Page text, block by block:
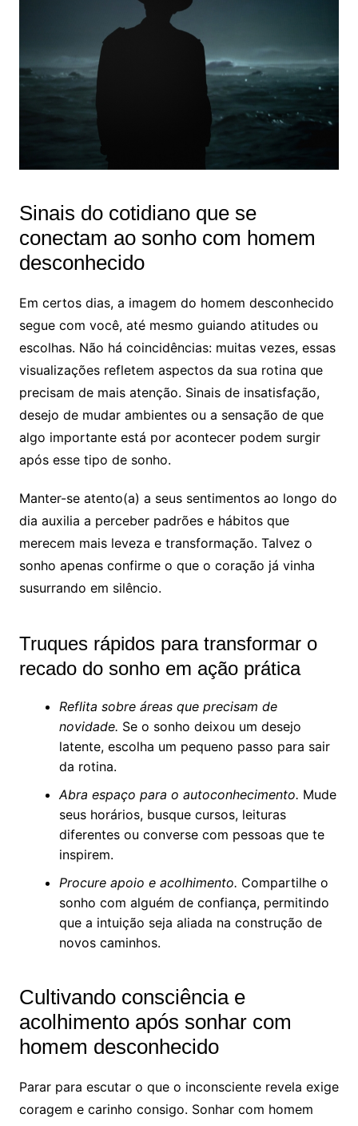
Sinais do cotidiano que se
conectam ao sonho com homem
desconhecido
Em certos dias, a imagem do homem desconhecido
segue com você, até mesmo guiando atitudes ou
escolhas. Não há coincidências: muitas vezes, essas
visualizações refletem aspectos da sua rotina que
precisam de mais atenção. Sinais de insatisfação,
desejo de mudar ambientes ou a sensação de que
algo importante está por acontecer podem surgir
após esse tipo de sonho.
Manter-se atento(a) a seus sentimentos ao longo do
dia auxilia a perceber padrões e hábitos que
merecem mais leveza e transformação. Talvez o
sonho apenas confirme o que o coração já vinha
susurrando em silêncio.
Truques rápidos para transformar o
recado do sonho em ação prática
Reflita sobre áreas que precisam de
novidade. Se o sonho deixou um desejo
latente, escolha um pequeno passo para sair
da rotina.
Abra espaço para o autoconhecimento. Mude
seus horários, busque cursos, leituras
diferentes ou converse com pessoas que te
inspirem.
Procure apoio e acolhimento. Compartilhe o
sonho com alguém de confiança, permitindo
que a intuição seja aliada na construção de
novos caminhos.
Cultivando consciência e
acolhimento após sonhar com
homem desconhecido
Parar para escutar o que o inconsciente revela exige
coragem e carinho consigo. Sonhar com homem